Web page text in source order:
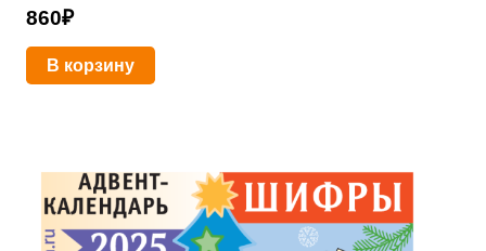
860₽
В корзину